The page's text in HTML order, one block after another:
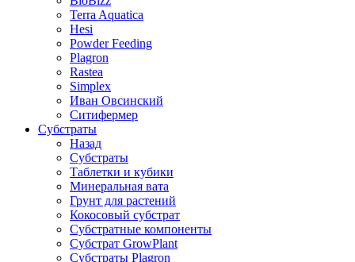
Terra Aquatica
Hesi
Powder Feeding
Plagron
Rastea
Simplex
Иван Овсинский
Ситифермер
Субстраты
Назад
Субстраты
Таблетки и кубики
Минеральная вата
Грунт для растений
Кокосовый субстрат
Субстратные компоненты
Субстрат GrowPlant
Субстраты Plagron